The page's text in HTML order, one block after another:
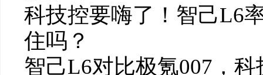
科技控要嗨了！智己L6
住吗？
智己L6对比极氪007，